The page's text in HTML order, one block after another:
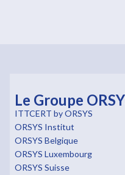
Le Groupe
ITTCERT by ORSYS
ORSYS Institut
ORSYS Belgique
ORSYS Luxembourg
ORSYS Suisse